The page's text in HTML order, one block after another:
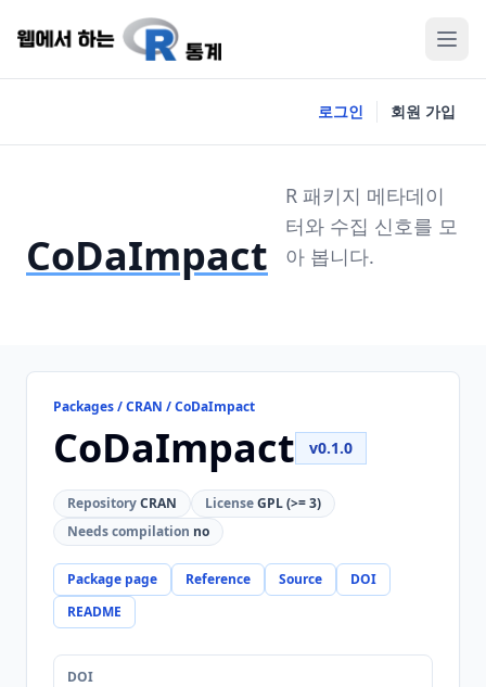
로그인 회원 가입
CoDaImpact
R 패키지 메타데이
터와 수집 신호를 모
아 봅니다.
Packages / CRAN / CoDaImpact
CoDaImpact v0.1.0
RepositoryCRAN LicenseGPL (>= 3)
Needs compilation no
Package page Reference Source
DOI
README
DOI